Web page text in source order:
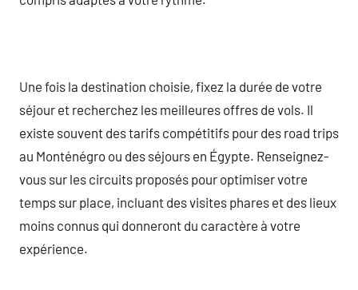
Une fois la destination choisie, fixez la durée de votre
séjour et recherchez les meilleures offres de vols. Il
existe souvent des tarifs compétitifs pour des road trips
au Monténégro ou des séjours en Égypte. Renseignez-
vous sur les circuits proposés pour optimiser votre
temps sur place, incluant des visites phares et des lieux
moins connus qui donneront du caractère à votre
expérience.